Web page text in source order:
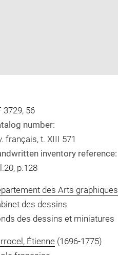
3729, 56
number:
français, t. XIII 571
inventory reference:
p.128
des Arts graphiques
des dessins
des dessins et miniatures
Étienne(1696-1775)